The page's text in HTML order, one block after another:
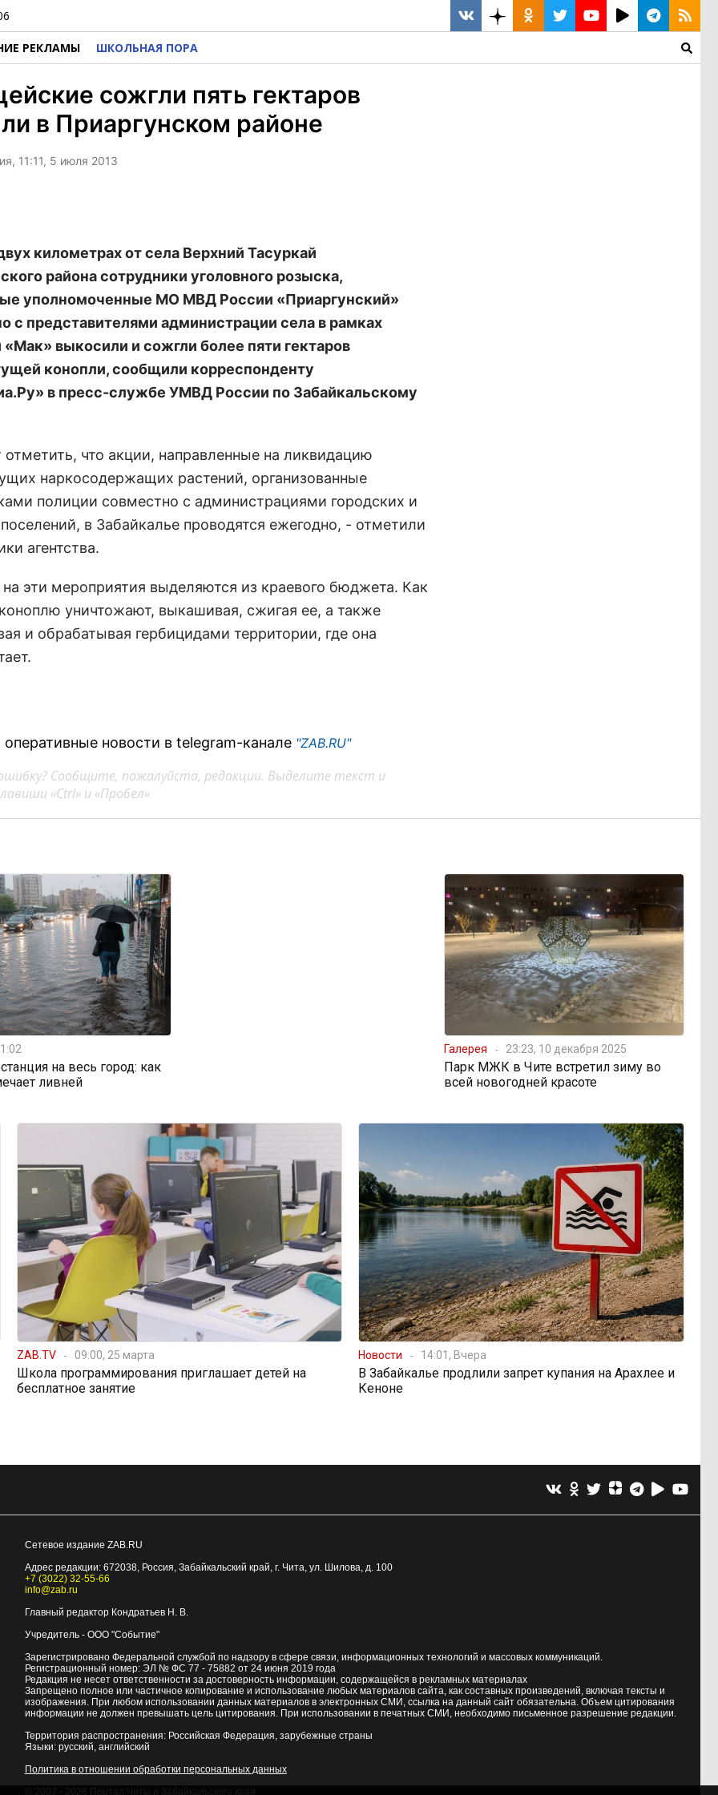
РЕКЛАМЫ ШКОЛЬНАЯ ПОРА
сожгли пять гектаров
в Приаргунском районе
11:11, 5 июля 2013
километрах от села Верхний Тасуркай
района сотрудники уголовного розыска,
уполномоченные МО МВД России «Приаргунский»
с представителями администрации села в рамках
«Мак» выкосили и сожгли более пяти гектаров
конопли, сообщили корреспонденту
в пресс-службе УМВД России по Забайкальскому
отметить, что акции, направленные на ликвидацию
наркосодержащих растений, организованные
полиции совместно с администрациями городских и
в Забайкалье проводятся ежегодно, - отметили
агентства.
эти мероприятия выделяются из краевого бюджета. Как
уничтожают, выкашивая, сжигая ее, а также
и обрабатывая гербицидами территории, где она
новости в telegram-канале "ZAB.RU"
Сообщите, пожалуйста, редакции. Выделите текст и
«Ctrl» и «Пробел»
на весь город: как
ливней
Галерея 23:23, 10 декабря 2025
Парк МЖК в Чите встретил зиму во
всей новогодней красоте
ZAB.TV 09:00, 25 марта
Школа программирования приглашает детей на
бесплатное занятие
Новости 14:01, Вчера
В Забайкалье продлили запрет купания на Арахлее и
Кеноне
Сетевое издание ZAB.RU
Адрес редакции: 672038, Россия, Забайкальский край, г. Чита, ул. Шилова, д. 100
+7 (3022) 32-55-66
info@zab.ru
Главный редактор Кондратьев Н. В.
Учредитель - ООО "Событие"
Зарегистрировано Федеральной службой по надзору в сфере связи, информационных технологий и массовых коммуникаций.
Регистрационный номер: ЭЛ № ФС 77 - 75882 от 24 июня 2019 года
Редакция не несет ответственности за достоверность информации, содержащейся в рекламных материалах
Запрещено полное или частичное копирование и использование любых материалов сайта, как составных произведений, включая тексты и
изображения. При любом использовании данных материалов в электронных СМИ, ссылка на данный сайт обязательна. Объем цитирования
информации не должен превышать цель цитирования. При использовании в печатных СМИ, необходимо письменное разрешение редакции.
Территория распространения: Российская Федерация, зарубежные страны
Языки: русский, английский
Политика в отношении обработки персональных данных